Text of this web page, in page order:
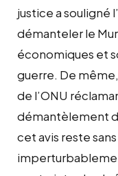
justice a souligné
démanteler le
économiques et
guerre. De
de l’ONU
démantèlement
cet avis reste